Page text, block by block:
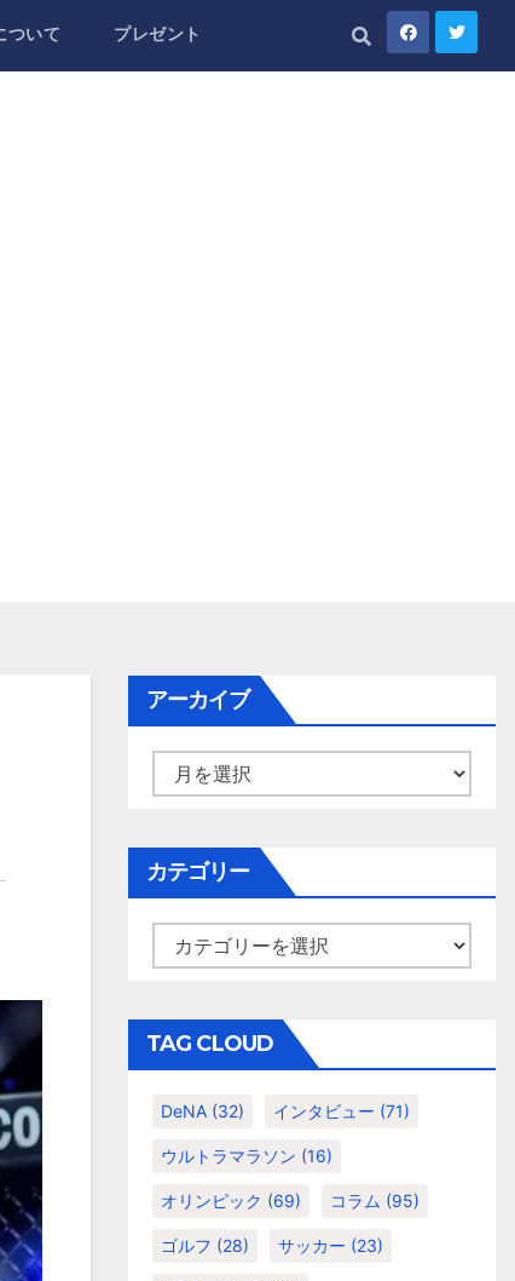
ついて プレゼント
アーカイブ
ー
イ
ブ
カテゴリー
テ
リ
ー
TAG CLOUD
DeNA (32) インタビュー (71)
ウルトラマラソン (16)
オリンピック (69) コラム (95)
ゴルフ (28) サッカー (23)